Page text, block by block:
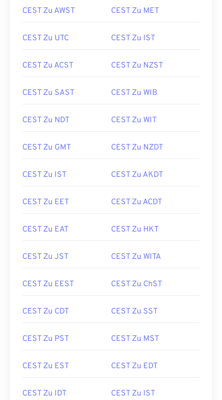
CEST Zu AWST CEST Zu MET
CEST Zu UTC CEST Zu IST
CEST Zu ACST CEST Zu NZST
CEST Zu SAST CEST Zu WIB
CEST Zu NDT CEST Zu WIT
CEST Zu GMT CEST Zu NZDT
CEST Zu IST CEST Zu AKDT
CEST Zu EET CEST Zu ACDT
CEST Zu EAT CEST Zu HKT
CEST Zu JST CEST Zu WITA
CEST Zu EEST CEST Zu ChST
CEST Zu CDT CEST Zu SST
CEST Zu PST CEST Zu MST
CEST Zu EST CEST Zu EDT
CEST Zu IDT CEST Zu IST